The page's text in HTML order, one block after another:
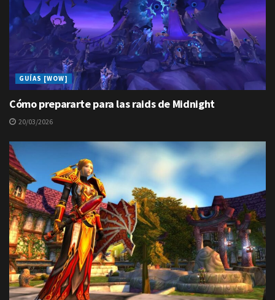
GUÍAS [WOW]
Cómo prepararte para las raids de Midnight
20/03/2026